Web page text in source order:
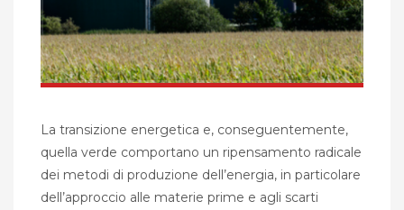
La transizione energetica e, conseguentemente,
quella verde comportano un ripensamento radicale
dei metodi di produzione dell’energia, in particolare
dell’approccio alle materie prime e agli scarti